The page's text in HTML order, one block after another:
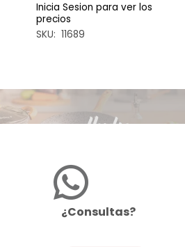
Inicia Sesion para ver los
precios
SKU: 11689
¿Consultas?